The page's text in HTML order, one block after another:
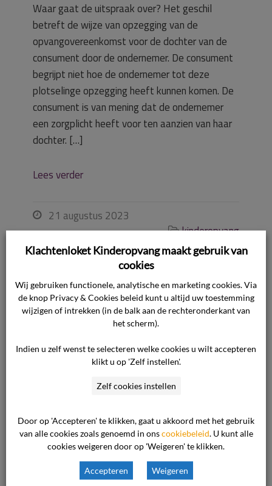
Waar gaat de uitspraak over? Het geschil
betreft de wijze van opzegging van de
opvangovereenkomst voor de dochter van de
consument door de ondernemer. De consument
begrijpt niet hoe de ondernemer tot deze
plotselinge opzegging heeft kunnen komen. De
consument is van mening dat de ondernemer
een zorgplicht heeft voor ten aanzien van haar
dochter. […]
Lees verder
 21 augustus 2023
 kinderopvang
Overeenkomst
niet correct
opgezegd.
Opvangovereenk
omst blijft in
Klachtenloket Kinderopvang maakt gebruik van
cookies
Wij gebruiken functionele, analytische en marketing cookies. Via
de knop Privacy & Cookies beleid kunt u altijd uw toestemming
wijzigen of intrekken (in de balk aan de rechteronderkant van
het scherm).
Indien u zelf wenst te selecteren welke cookies u wilt accepteren
klikt u op 'Zelf instellen'.
Zelf cookies instellen
Door op 'Accepteren' te klikken, gaat u akkoord met het gebruik
van alle cookies zoals genoemd in onscookiebeleid. U kunt alle
cookies weigeren door op 'Weigeren' te klikken.
Accepteren Weigeren